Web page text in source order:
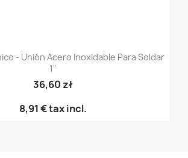
- Unión Acero Inoxidable Para Soldar
1"
36,60 zł
8,91 €tax incl.